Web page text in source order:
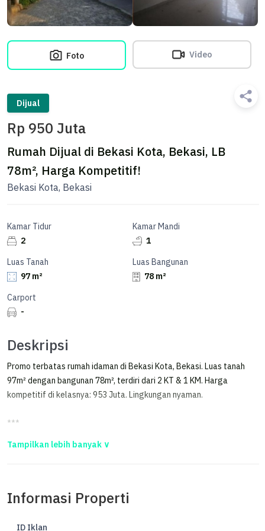
Foto Video
Dijual
Rp 950 Juta
Rumah Dijual di Bekasi Kota, Bekasi, LB
78m², Harga Kompetitif!
Bekasi Kota, Bekasi
Kamar Tidur
2
Kamar Mandi
1
Luas Tanah
97 m²
Luas Bangunan
78 m²
Carport
-
Deskripsi
Promo terbatas rumah idaman di Bekasi Kota, Bekasi. Luas tanah
97m² dengan bangunan 78m², terdiri dari 2 KT & 1 KM. Harga
kompetitif di kelasnya: 953 Juta. Lingkungan nyaman.
***
Dijual rumah di wilayah yang asri. Properti 1 lantai ini berada di
Informasi Properti
ID Iklan